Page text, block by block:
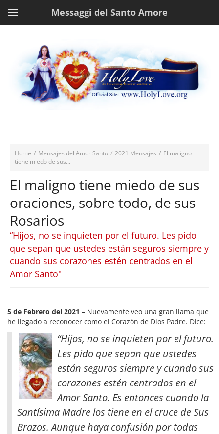
Home / Mensajes del Amor Santo / 2021 Mensajes / El maligno
tiene miedo de sus...
El maligno tiene miedo de sus
oraciones, sobre todo, de sus
Rosarios
“Hijos, no se inquieten por el futuro. Les pido
que sepan que ustedes están seguros siempre y
cuando sus corazones estén centrados en el
Amor Santo"
5 de Febrero del 2021 – Nuevamente veo una gran llama que
he llegado a reconocer como el Corazón de Dios Padre. Dice:
“Hijos, no se inquieten por el futuro.
Les pido que sepan que ustedes
están seguros siempre y cuando sus
corazones estén centrados en el
Amor Santo. Es entonces cuando la
Santísima Madre los tiene en el cruce de Sus
Brazos. Aunque haya confusión por todas
Messaggi del Santo Amore